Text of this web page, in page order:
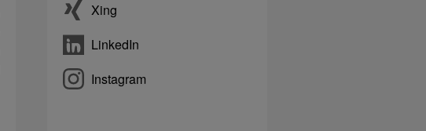
Xing
LinkedIn
Instagram